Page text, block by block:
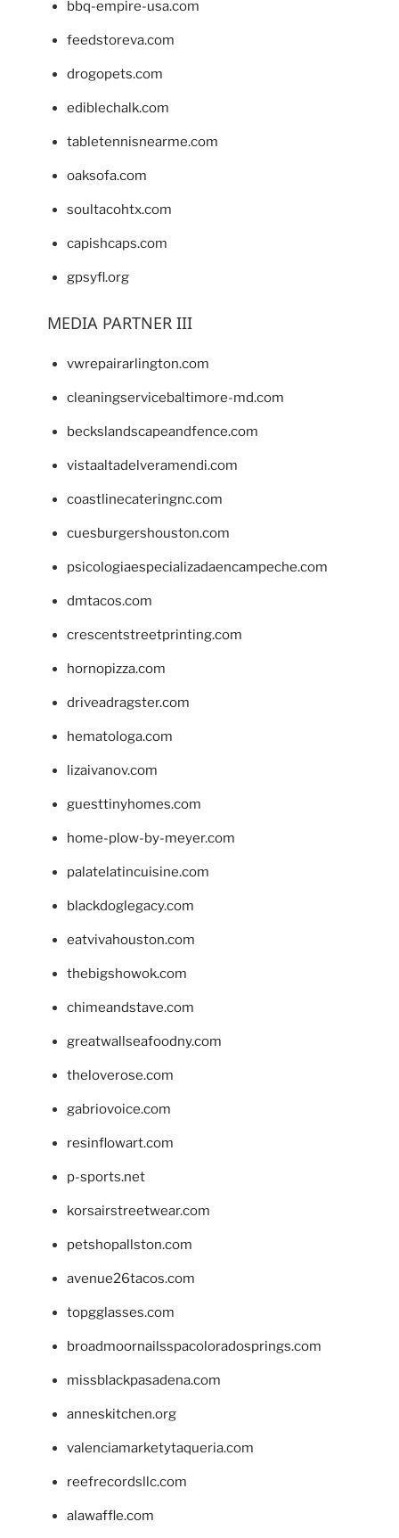
bbq-empire-usa.com
feedstoreva.com
drogopets.com
ediblechalk.com
tabletennisnearme.com
oaksofa.com
soultacohtx.com
capishcaps.com
gpsyfl.org
MEDIA PARTNER III
vwrepairarlington.com
cleaningservicebaltimore-md.com
beckslandscapeandfence.com
vistaaltadelveramendi.com
coastlinecateringnc.com
cuesburgershouston.com
psicologiaespecializadaencampeche.com
dmtacos.com
crescentstreetprinting.com
hornopizza.com
driveadragster.com
hematologa.com
lizaivanov.com
guesttinyhomes.com
home-plow-by-meyer.com
palatelatincuisine.com
blackdoglegacy.com
eatvivahouston.com
thebigshowok.com
chimeandstave.com
greatwallseafoodny.com
theloverose.com
gabriovoice.com
resinflowart.com
p-sports.net
korsairstreetwear.com
petshopallston.com
avenue26tacos.com
topgglasses.com
broadmoornailsspacoloradosprings.com
missblackpasadena.com
anneskitchen.org
valenciamarketytaqueria.com
reefrecordsllc.com
alawaffle.com